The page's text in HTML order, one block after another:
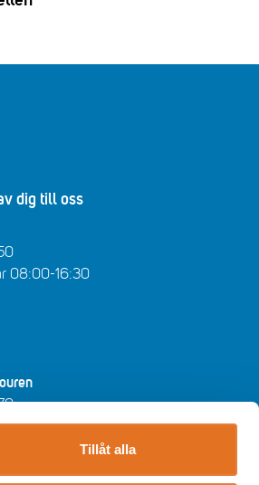
Tillåt alla
dig till oss
08:00-16:30​​
16:30 - lunchstängt